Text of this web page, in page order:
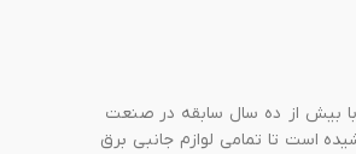
با بیش از ده سال سابقه در صنعت
است تا تمامی لوازم جانبی برق